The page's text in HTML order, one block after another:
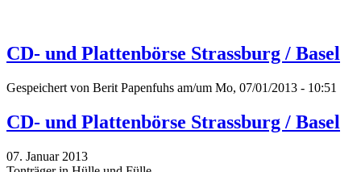
CD- und Plattenbörse Strassburg / Basel
Gespeichert von Berit Papenfuhs am/um Mo, 07/01/2013 - 10:51
CD- und Plattenbörse Strassburg / Basel
07. Januar 2013